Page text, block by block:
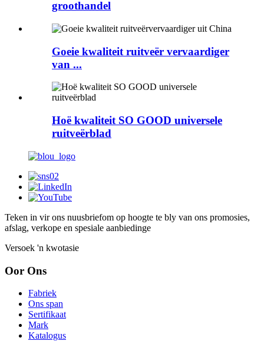
groothandel
Goeie kwaliteit ruitveër vervaardiger
van ...
Hoë kwaliteit SO GOOD universele
ruitveërblad
Teken in vir ons nuusbriefom op hoogte te bly van ons promosies,
afslag, verkope en spesiale aanbiedinge
Versoek 'n kwotasie
Oor Ons
Fabriek
Ons span
Sertifikaat
Mark
Katalogus